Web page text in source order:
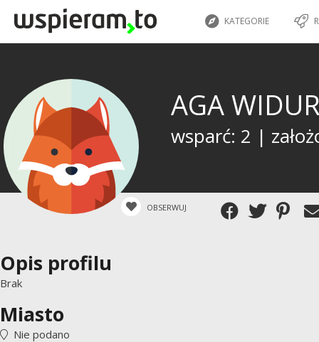
KATEGORIE
AGA
wsparć: 2 |
OBSERWUJ
Opis profilu
Brak
Miasto
Nie podano